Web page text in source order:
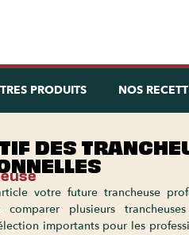
PRODUITS NOS
DES
votre future trancheuse
plusieurs
importants pour les